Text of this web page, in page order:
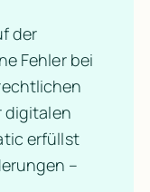
der
Fehler bei
digitalen
erfüllst
–